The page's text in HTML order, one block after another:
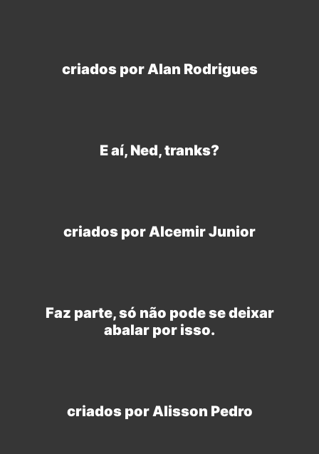
criados por Alan Rodrigues
E aí, Ned, tranks?
criados por Alcemir Junior
Faz parte, só não pode se deixar
abalar por isso.
criados por Alisson Pedro